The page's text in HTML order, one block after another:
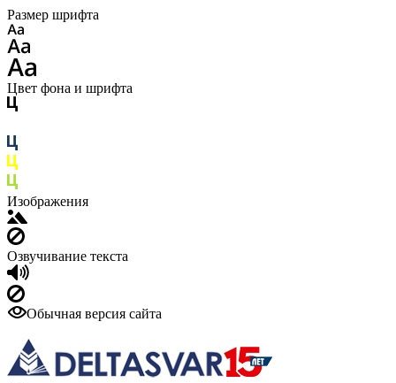
Размер шрифта
Цвет фона и шрифта
Изображения
Озвучивание текста
Обычная версия сайта